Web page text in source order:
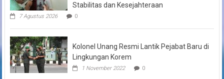
Stabilitas dan Kesejahteraan
7 Agustus 2026 0
Kolonel Unang Resmi Lantik Pejabat Baru di
Lingkungan Korem
1 November 2022 0